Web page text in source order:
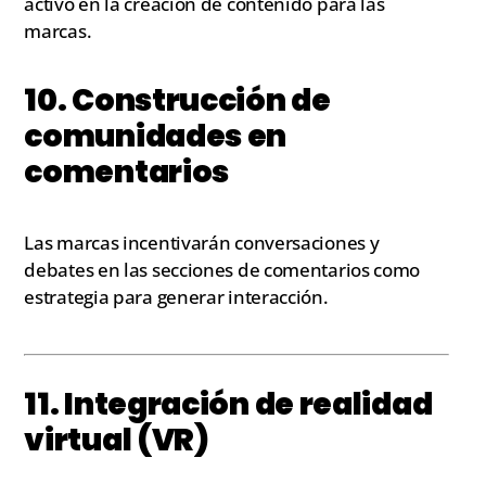
marcas.
10. Construcción de
comunidades en
comentarios
Las marcas incentivarán conversaciones y
debates en las secciones de comentarios como
estrategia para generar interacción.
11. Integración de realidad
virtual (VR)